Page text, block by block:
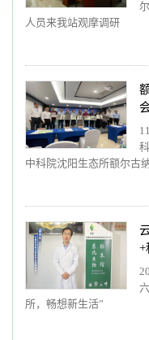
人员来我站观摩调研
中科院沈阳生态所额尔古
+
所，畅想新生活”